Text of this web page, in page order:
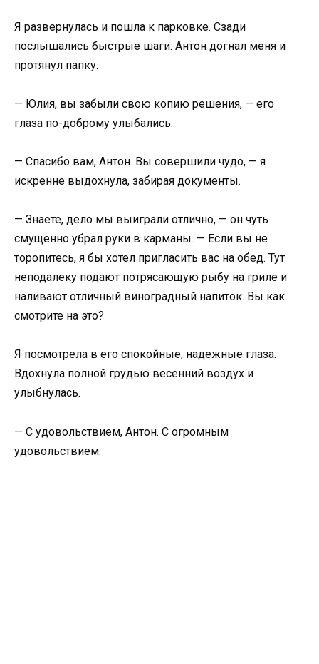
Я развернулась и пошла к парковке. Сзади
послышались быстрые шаги. Антон догнал меня и
протянул папку.
— Юлия, вы забыли свою копию решения, — его
глаза по-доброму улыбались.
— Спасибо вам, Антон. Вы совершили чудо, — я
искренне выдохнула, забирая документы.
— Знаете, дело мы выиграли отлично, — он чуть
смущенно убрал руки в карманы. — Если вы не
торопитесь, я бы хотел пригласить вас на обед. Тут
неподалеку подают потрясающую рыбу на гриле и
наливают отличный виноградный напиток. Вы как
смотрите на это?
Я посмотрела в его спокойные, надежные глаза.
Вдохнула полной грудью весенний воздух и
улыбнулась.
— С удовольствием, Антон. С огромным
удовольствием.